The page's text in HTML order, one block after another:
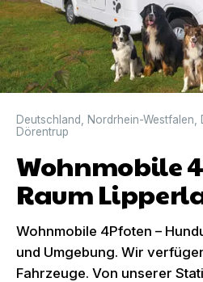
Deutschland Nordrhein-Westfalen
Dörentrup
Wohnmobile
Raum
Wohnmobile 4Pfoten –
und Umgebung. Wir
Fahrzeuge. Von unserer